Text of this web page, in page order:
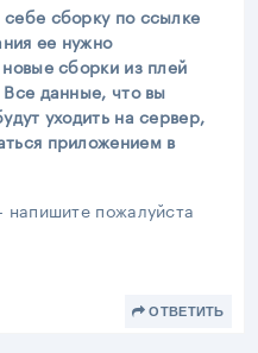
сборку по ссылке
ее нужно
сборки из плей
данные, что вы
уходить на сервер,
приложением в
пожалуйста
ОТВЕТИТЬ